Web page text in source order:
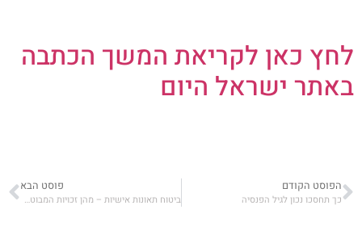
לחץ כאן לקריאת המשך הכתבה
באתר ישראל היום
הפוסט הקודם
כך תחסכו נכון לגיל הפנסיה
פוסט הבא
ביטוח תאונות אישיות – מהן זכויות המבוטח אם חברת הביטוח מסרבת לשלם?